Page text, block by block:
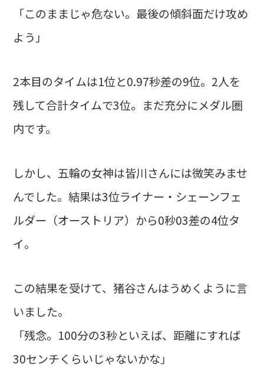
「このままじゃ危ない。最後の傾斜面だけ攻め
よう」
2本目のタイムは1位と0.97秒差の9位。2人を
残して合計タイムで3位。まだ充分にメダル圏
内です。
しかし、五輪の女神は皆川さんには微笑みませ
んでした。結果は3位ライナー・シェーンフェ
ルダー（オーストリア）から0秒03差の4位タ
イ。
この結果を受けて、猪谷さんはうめくように言
いました。
「残念。100分の3秒といえば、距離にすれば
30センチくらいじゃないかな」